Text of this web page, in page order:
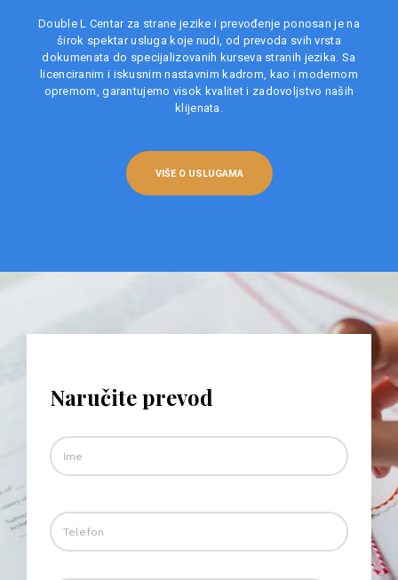
Double L Centar za strane jezike i prevođenje ponosan je na
širok spektar usluga koje nudi, od prevoda svih vrsta
dokumenata do specijalizovanih kurseva stranih jezika. Sa
licenciranim i iskusnim nastavnim kadrom, kao i modernom
opremom, garantujemo visok kvalitet i zadovoljstvo naših
klijenata.
VIŠE O USLUGAMA
Naručite prevod